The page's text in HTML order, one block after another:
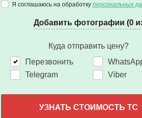
Я соглашаюсь на обработку персональных
Добавить фотографии (0
Куда отправить цену?
Перезвонить
Telegram
Viber
УЗНАТЬ СТОИМОСТЬ ТС